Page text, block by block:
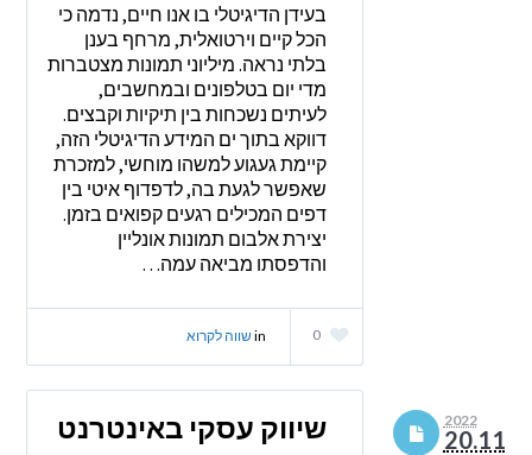
בעידן הדיגיטלי בו אנו חיים, נדמה כי
הכל קיים וירטואלית, מרחף בענן
בלתי נראה. מיליוני תמונות מצטברות
מדי יום בטלפונים ובמחשבים,
לעיתים נשכחות בין תיקיות וקבצים.
דווקא בתוך ים המידע הדיגיטלי הזה,
קיימת געגוע למשהו מוחשי, למזכרת
שאפשר לגעת בה, לדפדוף איטי בין
דפים המכילים רגעים קפואים בזמן.
יצירת אלבום תמונות אונליין
והדפסתו מביאה עמה…
0
inשווה לקרוא
2022
20.11 שיווק עסקי באינטרנט